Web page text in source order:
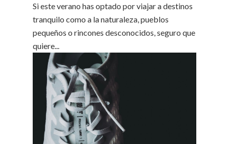
Si este verano has optado por viajar a destinos
tranquilo como a la naturaleza, pueblos
pequeños o rincones desconocidos, seguro que
quiere...